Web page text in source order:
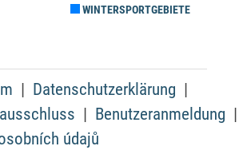
WINTERSPORTGEBIETE
Datenschutzerklärung
Benutzeranmeldung
údajů